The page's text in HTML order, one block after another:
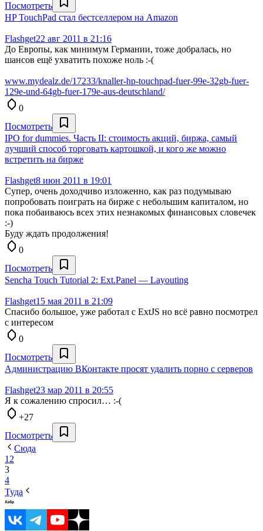
Посмотреть
HP TouchPad стал бестселлером на Amazon
Flashget22 авг 2011 в 21:16
До Европы, как минимум Германии, тоже добралась, но
шансов ещё ухватить похоже ноль :-(
www.mydealz.de/17233/knaller-hp-touchpad-fuer-99e-32gb-fuer-
129e-und-64gb-fuer-179e-aus-deutschland/
0
Посмотреть
IPO for dummies. Часть II: стоимость акций, биржа, самый
лучший способ торговать картошкой, и кого же можно
встретить на бирже
Flashget8 июн 2011 в 19:01
Супер, очень доходчиво изложенно, как раз подумываю
попробовать поиграть на бирже с небольшим капиталом, но
пока побаиваюсь всех этих незнакомых финансовых словечек
:-)
Буду ждать продолжения!
0
Посмотреть
Sencha Touch Tutorial 2: Ext.Panel — Layouting
Flashget15 мая 2011 в 21:09
Спасибо большое, уже работал с ExtJS но всё равно посмотрел
с интересом
0
Посмотреть
Администрацию ВКонтакте просят удалить порно с серверов
Flashget23 мар 2011 в 20:55
Я к сожалению спросил… :-(
+27
Посмотреть
Сюда
1 2
3
4
Туда